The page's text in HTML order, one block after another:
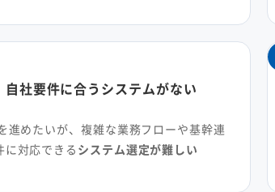
自社要件に合うシステムがない
進めたいが、複雑な業務フローや基幹連
に対応できるシステム選定が難しい